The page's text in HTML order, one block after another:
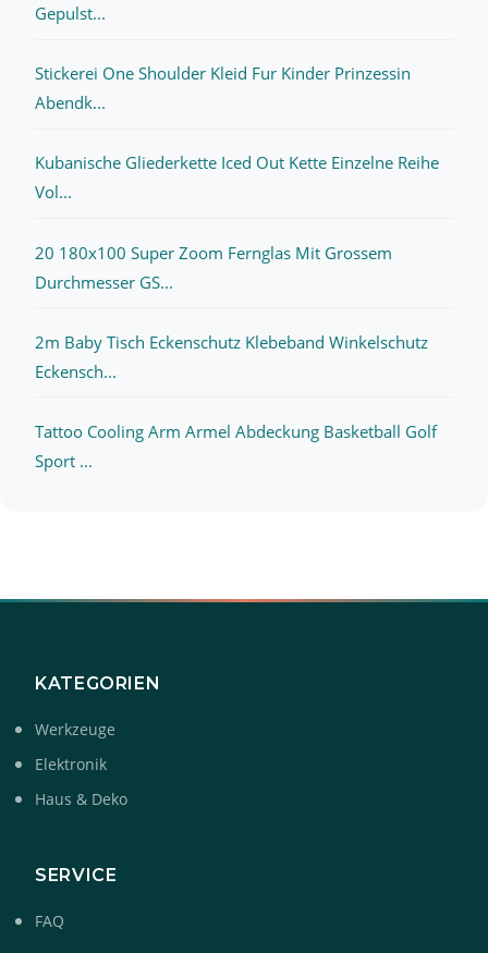
Gepulst...
Stickerei One Shoulder Kleid Fur Kinder Prinzessin
Abendk...
Kubanische Gliederkette Iced Out Kette Einzelne Reihe
Vol...
20 180x100 Super Zoom Fernglas Mit Grossem
Durchmesser GS...
2m Baby Tisch Eckenschutz Klebeband Winkelschutz
Eckensch...
Tattoo Cooling Arm Armel Abdeckung Basketball Golf
Sport ...
KATEGORIEN
Werkzeuge
Elektronik
Haus & Deko
SERVICE
FAQ